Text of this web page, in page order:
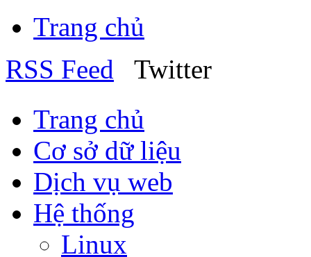
Trang chủ
RSS Feed Twitter
Trang chủ
Cơ sở dữ liệu
Dịch vụ web
Hệ thống
Linux